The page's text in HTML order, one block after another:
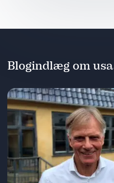
Blogindlæg om usa